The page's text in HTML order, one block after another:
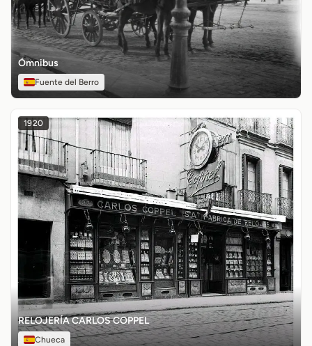
Ómnibus
Fuente del Berro
1920
RELOJERÍA CARLOS COPPEL
Chueca